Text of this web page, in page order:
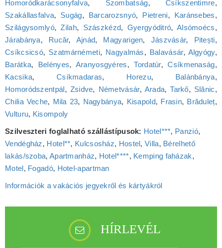
Homoródkarácsonyfalva, Szombatság, Csíkszentimre,
Szakállasfalva, Sugág, Barcarozsnyó, Pietreni, Karánsebes,
Szilágysomlyó,Zilah, Szászkézd, Gyergyóditró, Alsómoécs,
Járabánya, Rucăr, Ajnád, Magyarigen, Jászvásár, Pitești,
Csíkcsicsó, Szatmárnémeti, Nagyalmás, Balavásár, Algyógy,
Barátka, Belényes, Aranyosgyéres,Tordatúr,Csíkmenaság,
Kacsika, Csíkmadaras, Horezu, Balánbánya,
Homoródszentpál, Zsidve, Németvásár, Arada,Tarkő, Slănic,
Chilia Veche, Mila 23, Nagybánya, Kisapold, Frasin, Brăduleț,
Vulturu, Kisompoly
Szilveszteri foglalható szállástípusok: Hotel***, Panzió,
Vendégház, Hotel**, Kulcsosház, Hostel,Villa, Bérelhető
lakás/szoba, Apartmanház, Hotel****, Kemping faházak,
Motel, Fogadó, Hotel‑apartman
Információk a vakációs jegyekről és kártyákról
HÍRLEVÉL